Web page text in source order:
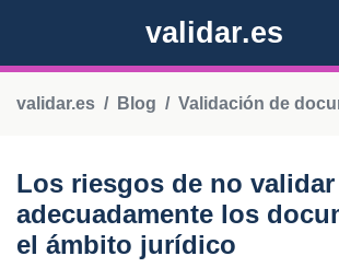
validar.es
validar.es Blog Validación de
Los riesgos de no validar
adecuadamente los
el ámbito jurídico